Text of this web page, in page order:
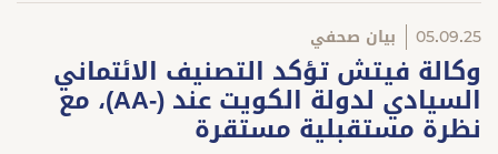
05.09.25 بيان صحفي
وكالة فيتش تؤكد التصنيف الائتماني
السيادي لدولة الكويت عند (-AA)، مع
نظرة مستقبلية مستقرة